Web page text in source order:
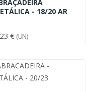
- 18/20 AR
€ (UN)